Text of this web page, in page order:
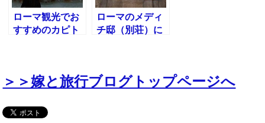
ローマ観光でお
すすめのカピト
ローマのメディ
チ邸（別荘）に
＞＞嫁と旅行ブログトップページへ